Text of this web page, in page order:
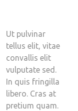
Ut pulvinar
tellus elit, vitae
convallis elit
vulputate sed.
In quis fringilla
libero. Cras at
pretium quam.